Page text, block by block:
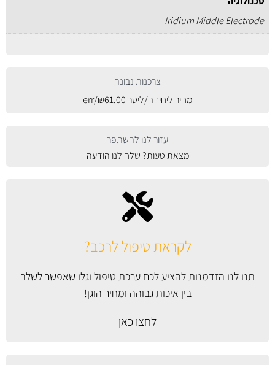
לקראת טיפול לרכב?
תנו לנו הזדמנות להציע לכם ערכת טיפול וגלו שאפשר לשלב
בין איכות גבוהה ומחיר הוגן!
לחצו כאן
Iridium Middle Electrode
צרכנות נבונה
מחיר ליחידה/ליטר
₪61.00
/err
עזור לנו להשתפר
מצאת טעות? שלח לנו הודעה